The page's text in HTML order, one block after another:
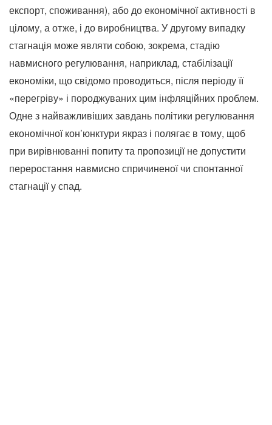
експорт, споживання), або до економічної активності в
цілому, а отже, і до виробництва. У другому випадку
стагнація може являти собою, зокрема, стадію
навмисного регулювання, наприклад, стабілізації
економіки, що свідомо проводиться, після періоду її
«перегріву» і породжуваних цим інфляційних проблем.
Одне з найважливіших завдань політики регулювання
економічної кон’юнктури якраз і полягає в тому, щоб
при вирівнюванні попиту та пропозиції не допустити
переростання навмисно спричиненої чи спонтанної
стагнації у спад.